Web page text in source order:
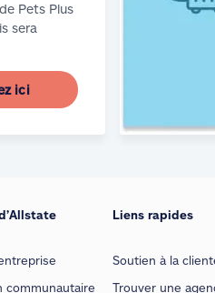
Pets Plus
sera
ici
communautaire
Liens rapides
Soutien à la
Trouver une